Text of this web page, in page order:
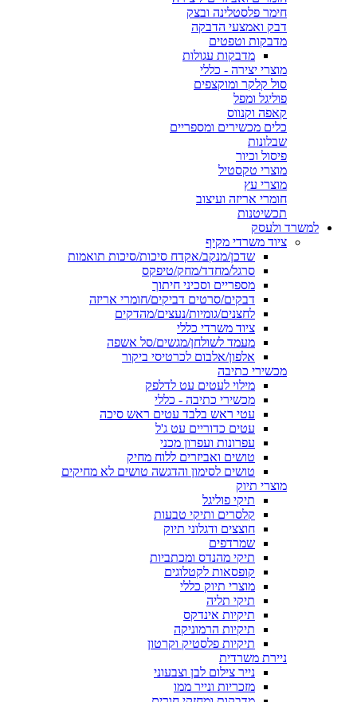
חימר פלסטלינה ובצק
דבק ואמצעי הדבקה
מדבקות וטפטים
מדבקות עגולות
מוצרי יצירה - כללי
סול קלקר ומוקצפים
פוליגל ומפל
קאפה וקנווס
כלים מכשירים ומספריים
שבלונות
פיסול וכיור
מוצרי טקסטיל
מוצרי עץ
חומרי אריזה ועיצוב
תכשיטנות
למשרד ולעסק
ציוד משרדי מקיף
שדכן/מנקב/אקדח סיכות/סיכות תואמות
סרגל/מחדד/מחק/טיפקס
מספריים וסכיני חיתוך
דבקים/סרטים דביקים/חומרי אריזה
לחצנים/גומיות/נעצים/מהדקים
ציוד משרדי כללי
מעמד לשולחן/מגשים/סל אשפה
אלפון/אלבום לכרטיסי ביקור
מכשירי כתיבה
מילוי לעטים עט לדלפק
מכשירי כתיבה - כללי
עטי ראש בלבד עטים ראש סיכה
עטים כדוריים עט ג'ל
עפרונות ועפרון מכני
טושים ואביזרים ללוח מחיק
טושים לסימון והדגשה טושים לא מחיקים
מוצרי תיוק
תיקי פוליגל
קלסרים ותיקי טבעות
חוצצים ודגלוני תיוק
שמרדפים
תיקי מהנדס ומכתביות
קופסאות לקטלוגים
מוצרי תיוק כללי
תיקי תליה
תיקיות אינדקס
תיקיות הרמוניקה
תיקיות פלסטיק וקרטון
ניירת משרדית
נייר צילום לבן וצבעוני
מזכריות ונייר ממו